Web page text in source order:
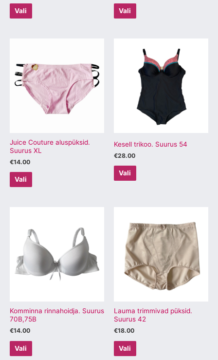
Vali Vali
Juice Couture aluspüksid.
Suurus XL
€14.00
Vali
on
mitu
varianti.
Valikuid
saab
tootelehel.
Kesell trikoo. Suurus 54
€28.00
Vali
tootel
on
mitu
varianti.
Valikuid
saab
tootelehel.
Komminna rinnahoidja. Suurus
70B,75B
€14.00
Vali
on
mitu
varianti.
Valikuid
tootelehel.
Lauma trimmivad püksid.
Suurus 42
€18.00
Vali
tootel
on
mitu
varianti.
Valikuid
saab
tootelehel.